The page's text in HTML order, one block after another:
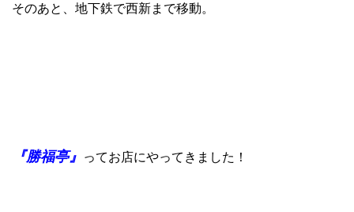
そのあと、地下鉄で西新まで移動。
『勝福亭』 ってお店にやってきました！